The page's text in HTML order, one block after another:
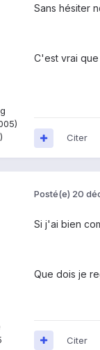
Sans hésiter
C'est vrai
Citer
Posté(e) 20
Si j'ai bien
Que dois je
Citer